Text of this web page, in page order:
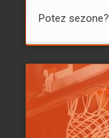
Potez sezone?